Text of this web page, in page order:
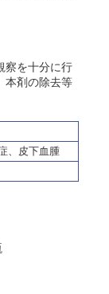
察を十分に行
本剤の除去等
、皮下血腫